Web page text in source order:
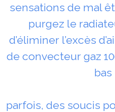
sensations de mal
purgez le
d’éliminer l’excès
de convecteur gaz
bas
parfois, des soucis